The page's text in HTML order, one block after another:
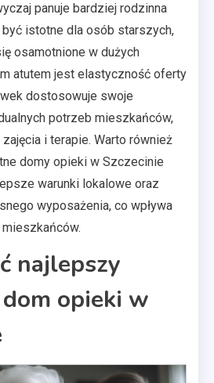
panuje bardziej rodzinna
istotne dla osób starszych,
osamotnione w dużych
atutem jest elastyczność oferty
dostosowuje swoje
potrzeb mieszkańców,
i terapie. Warto również
domy opieki w Szczecinie
warunki lokalowe oraz
wyposażenia, co wpływa
najlepszy
opieki w